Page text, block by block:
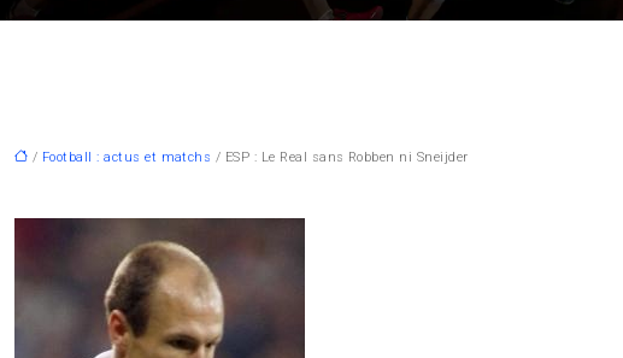
/ Football : actus et matchs / ESP : Le Real sans Robben ni Sneijder